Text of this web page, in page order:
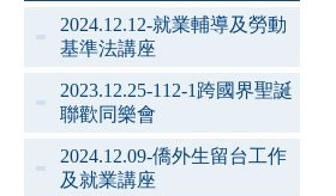
2024.12.12-就業輔導及勞動
基準法講座
2023.12.25-112-1跨國界聖誕
聯歡同樂會
2024.12.09-僑外生留台工作
及就業講座